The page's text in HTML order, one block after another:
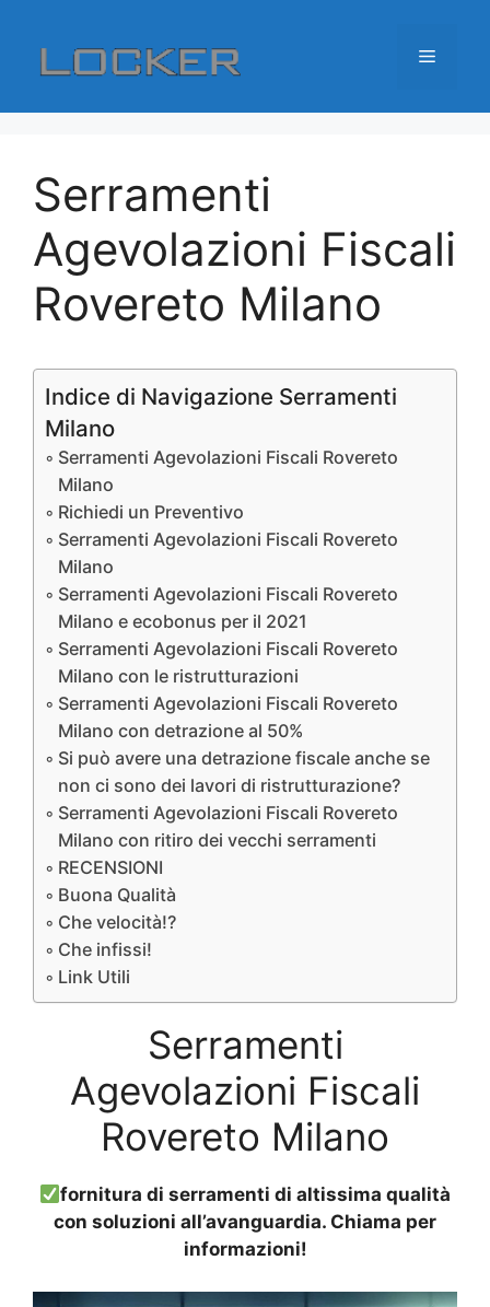
contenuto
Menu
Serramenti
Agevolazioni Fiscali
Rovereto Milano
Indice di Navigazione Serramenti
Milano
Serramenti Agevolazioni Fiscali Rovereto
Milano
Richiedi un Preventivo
Serramenti Agevolazioni Fiscali Rovereto
Milano
Serramenti Agevolazioni Fiscali Rovereto
Milano e ecobonus per il 2021
Serramenti Agevolazioni Fiscali Rovereto
Milano con le ristrutturazioni
Serramenti Agevolazioni Fiscali Rovereto
Milano con detrazione al 50%
Si può avere una detrazione fiscale anche se
non ci sono dei lavori di ristrutturazione?
Serramenti Agevolazioni Fiscali Rovereto
Milano con ritiro dei vecchi serramenti
RECENSIONI
Buona Qualità
Che velocità!?
Che infissi!
Link Utili
Serramenti
Agevolazioni Fiscali
Rovereto Milano
fornitura di serramenti di altissima qualità
con soluzioni all’avanguardia. Chiama per
informazioni!